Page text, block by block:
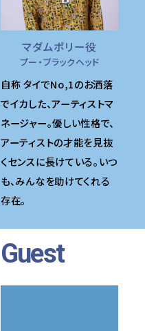
マダムポリー役
プー・ブラックヘッド
自称 タイでNo,1のお洒落
でイカした、アーティストマ
ネージャー。優しい性格で、
アーティストの才能を見抜
くセンスに長けている。いつ
も、みんなを助けてくれる
存在。